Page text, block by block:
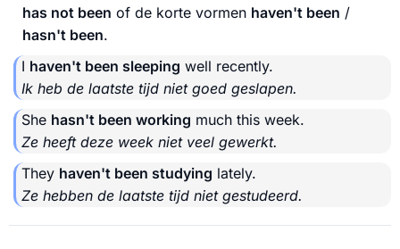
has not been of de korte vormen haven't been /
hasn't been.
I haven't been sleeping well recently.
Ik heb de laatste tijd niet goed geslapen.
She hasn't been working much this week.
Ze heeft deze week niet veel gewerkt.
They haven't been studying lately.
Ze hebben de laatste tijd niet gestudeerd.